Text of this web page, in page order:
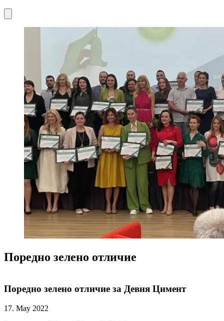
Поредно зелено отличие
Поредно зелено отличие за Девня Цимент
17. May 2022